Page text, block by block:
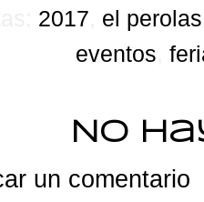
2017 el perolas
eventos
No
un comentario